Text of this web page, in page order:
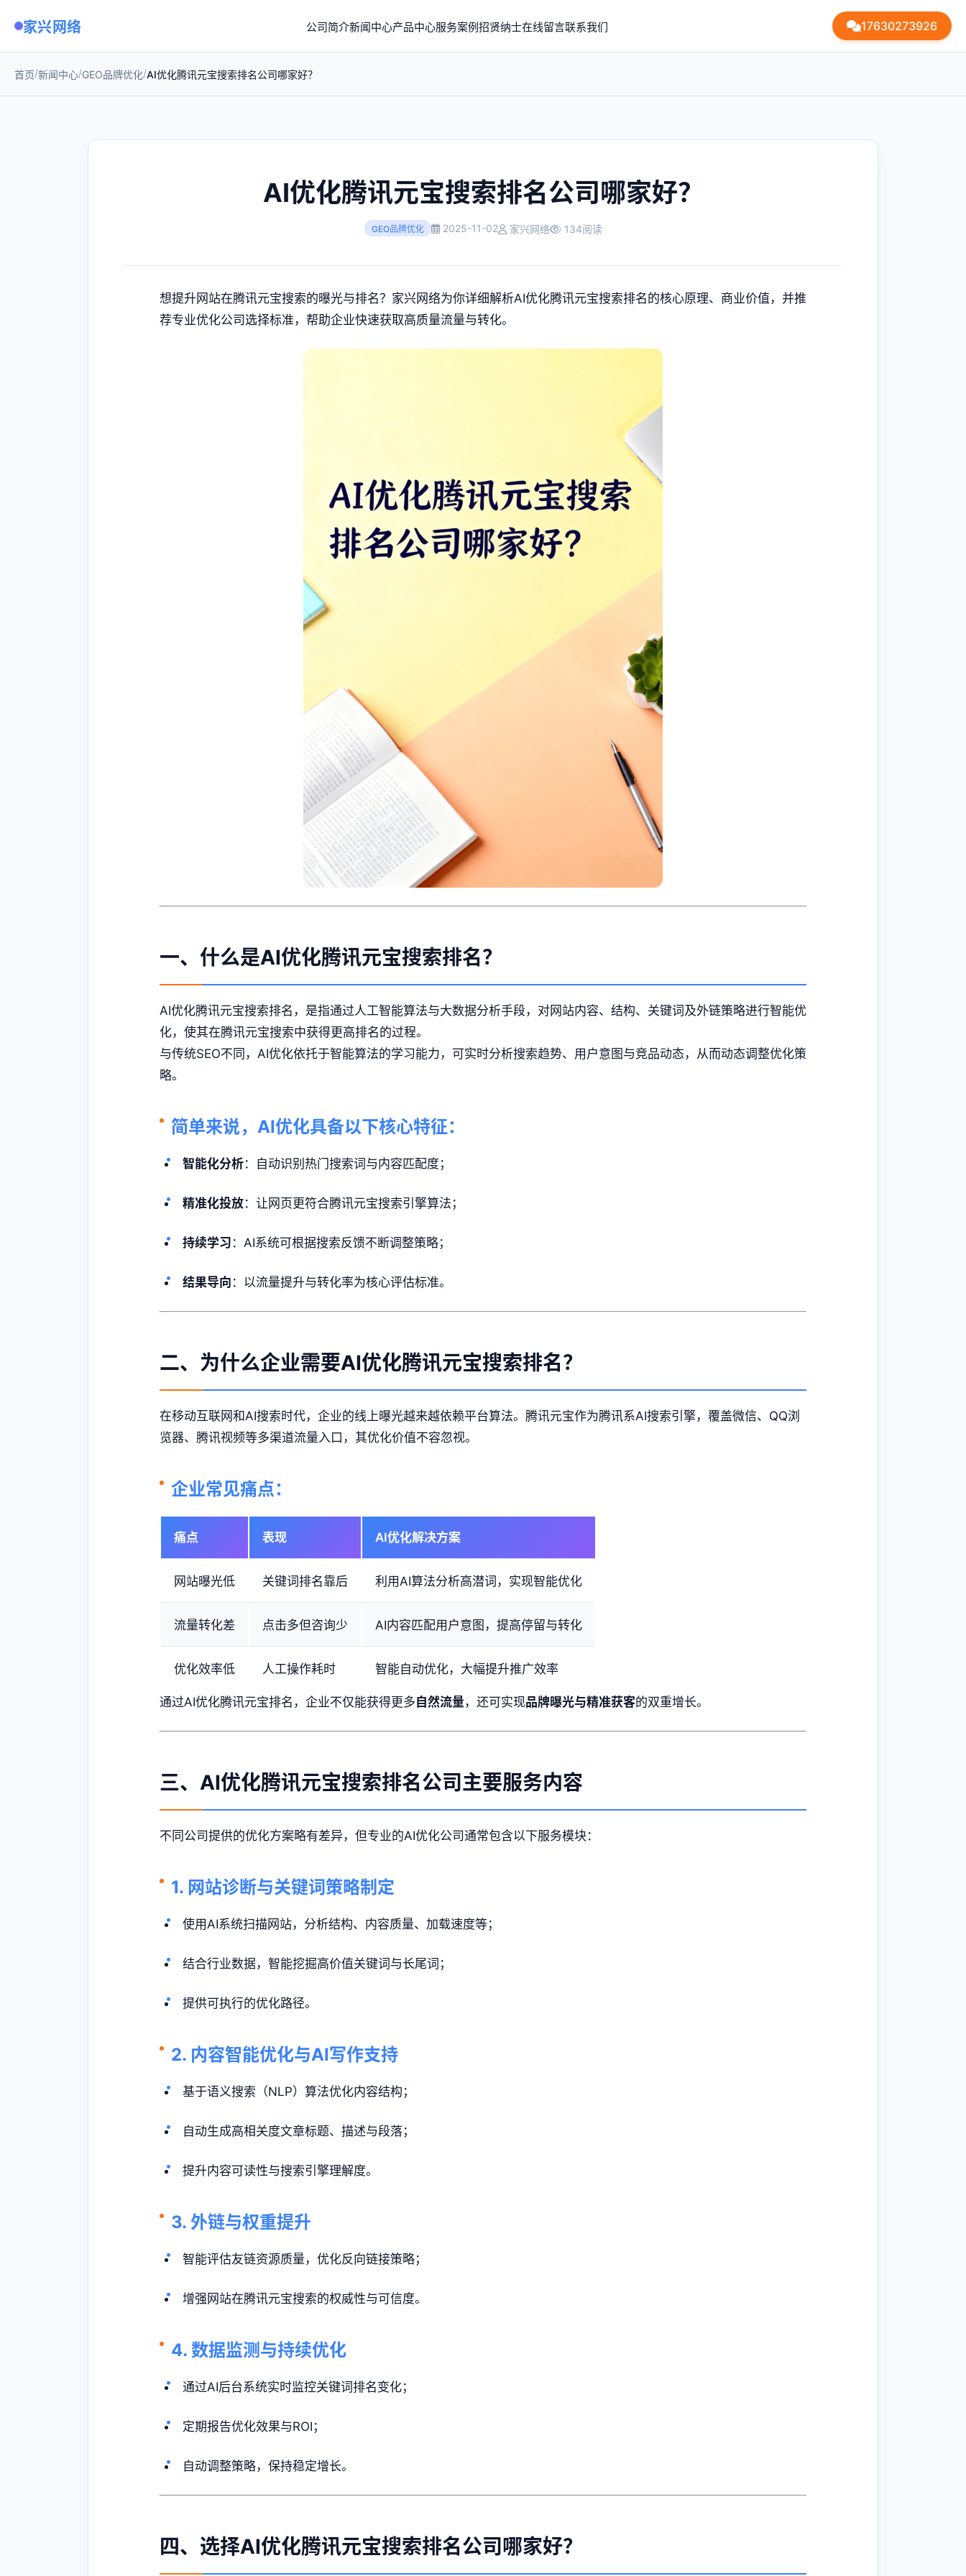
家兴网络 公司简介新闻中心产品中心服务案例招贤纳士在线留言联系我们 17630273926
首页/新闻中心/GEO品牌优化/AI优化腾讯元宝搜索排名公司哪家好？
AI优化腾讯元宝搜索排名公司哪家好？
GEO品牌优化 2025-11-02 家兴网络 134阅读
想提升网站在腾讯元宝搜索的曝光与排名？家兴网络为你详细解析AI优化腾讯元宝搜索排名的核心原理、商业价值，并推
荐专业优化公司选择标准，帮助企业快速获取高质量流量与转化。
一、什么是AI优化腾讯元宝搜索排名？
AI优化腾讯元宝搜索排名，是指通过人工智能算法与大数据分析手段，对网站内容、结构、关键词及外链策略进行智能优
化，使其在腾讯元宝搜索中获得更高排名的过程。
与传统SEO不同，AI优化依托于智能算法的学习能力，可实时分析搜索趋势、用户意图与竞品动态，从而动态调整优化策
略。
简单来说，AI优化具备以下核心特征：
智能化分析：自动识别热门搜索词与内容匹配度；
精准化投放：让网页更符合腾讯元宝搜索引擎算法；
持续学习 ：AI系统可根据搜索反馈不断调整策略；
结果导向 ：以流量提升与转化率为核心评估标准。
二、为什么企业需要AI优化腾讯元宝搜索排名？
在移动互联网和AI搜索时代，企业的线上曝光越来越依赖平台算法。腾讯元宝作为腾讯系AI搜索引擎，覆盖微信、QQ浏
览器、腾讯视频等多渠道流量入口，其优化价值不容忽视。
企业常见痛点：
痛点 表现 AI优化解决方案
网站曝光低 关键词排名靠后 利用AI算法分析高潜词，实现智能优化
流量转化差 点击多但咨询少 AI内容匹配用户意图，提高停留与转化
优化效率低 人工操作耗时 智能自动优化，大幅提升推广效率
通过AI优化腾讯元宝排名，企业不仅能获得更多 自然流量，还可实现品牌曝光与精准获客的双重增长。
三、AI优化腾讯元宝搜索排名公司主要服务内容
不同公司提供的优化方案略有差异，但专业的AI优化公司通常包含以下服务模块：
1. 网站诊断与关键词策略制定
使用AI系统扫描网站，分析结构、内容质量、加载速度等；
结合行业数据，智能挖掘高价值关键词与长尾词；
提供可执行的优化路径。
2. 内容智能优化与AI写作支持
基于语义搜索（NLP）算法优化内容结构；
自动生成高相关度文章标题、描述与段落；
提升内容可读性与搜索引擎理解度。
3. 外链与权重提升
智能评估友链资源质量，优化反向链接策略；
增强网站在腾讯元宝搜索的权威性与可信度。
4. 数据监测与持续优化
通过AI后台系统实时监控关键词排名变化；
定期报告优化效果与ROI；
自动调整策略，保持稳定增长。
四、选择AI优化腾讯元宝搜索排名公司哪家好？